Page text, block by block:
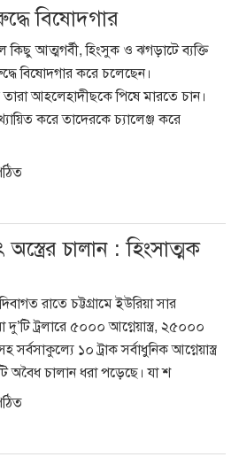
বিষোদ্গার
কিছু আত্মগর্বী, হিংসুক ও ঝগড়াটে ব্যক্তি
বিষোদ্গার করে চলেছেন।
তারা আহলেহাদীছকে পিষে মারতে চান।
করে তাদেরকে চ্যালেঞ্জ করে
চালান : হিংসাত্মক
রাতে চট্টগ্রামে ইউরিয়া সার
ট্রলারে ৫০০০ আগ্নেয়াস্ত্র, ২৫০০০
১০ ট্রাক সর্বাধুনিক আগ্নেয়াস্ত্র
অবৈধ চালান ধরা পড়েছে। যা শ